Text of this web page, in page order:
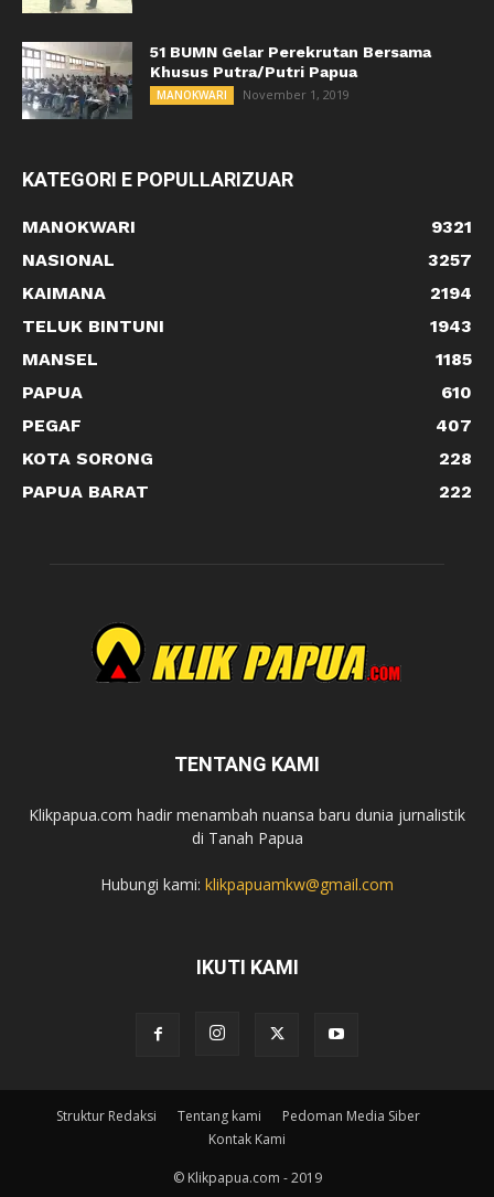
51 BUMN Gelar Perekrutan Bersama
Khusus Putra/Putri Papua
MANOKWARI November 1, 2019
KATEGORI E POPULLARIZUAR
MANOKWARI
9321
NASIONAL
3257
KAIMANA
2194
TELUK BINTUNI
1943
MANSEL
1185
PAPUA
610
PEGAF
407
KOTA SORONG
228
PAPUA BARAT
222
TENTANG KAMI
Klikpapua.com hadir menambah nuansa baru dunia jurnalistik
di Tanah Papua
Hubungi kami: klikpapuamkw@gmail.com
IKUTI KAMI
Struktur Redaksi Tentang kami
Pedoman Media Siber
Kontak Kami
© Klikpapua.com - 2019